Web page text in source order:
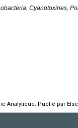
Cyanotoxines,
Analytique. Publié par